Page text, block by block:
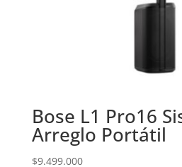
Bose L1 Pro16
Arreglo Portátil
$9.499.000